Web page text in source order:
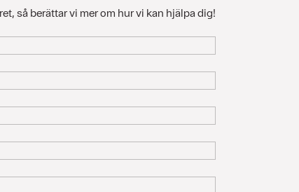
så berättar vi mer om hur vi kan hjälpa dig!